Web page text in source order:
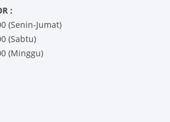
:
(Senin-Jumat)
(Sabtu)
(Minggu)